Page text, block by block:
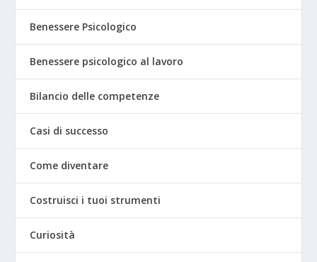
Benessere Psicologico
Benessere psicologico al lavoro
Bilancio delle competenze
Casi di successo
Come diventare
Costruisci i tuoi strumenti
Curiosità